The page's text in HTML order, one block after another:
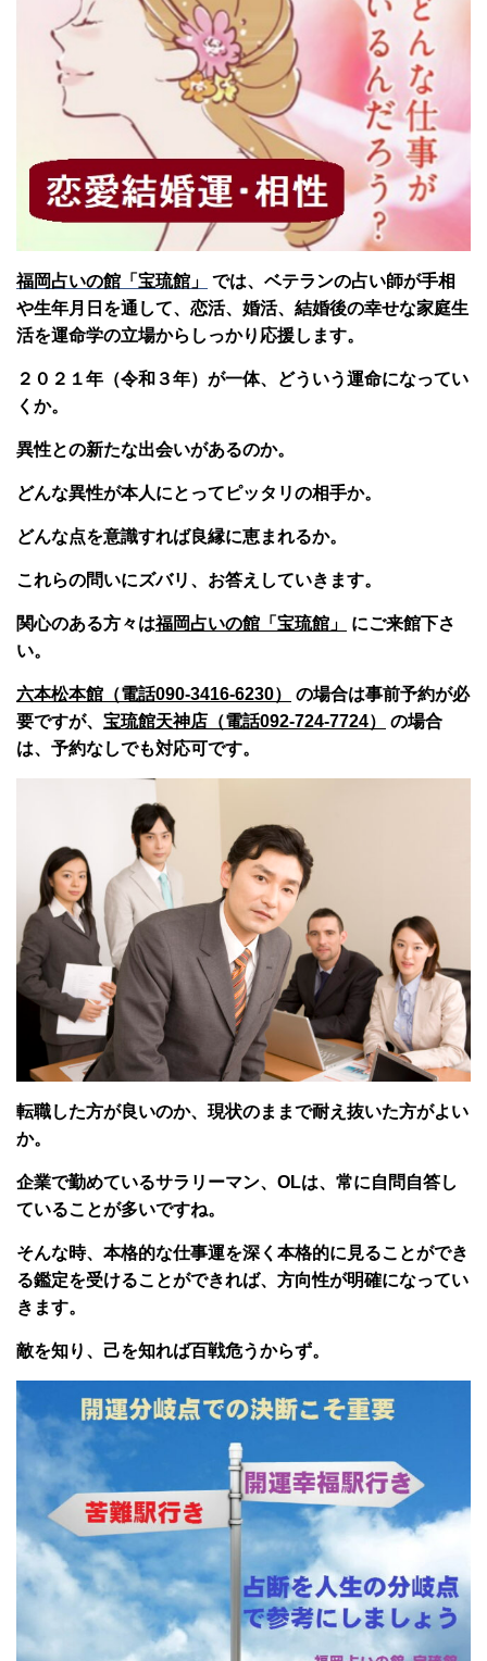
福岡占いの館「宝琉館」
では、ベテランの占い師が手相
や生年月日を通して、恋活、婚活、結婚後の幸せな家庭生
活を運命学の立場からしっかり応援します。
２０２１年（令和３年）が一体、どういう運命になってい
くか。
異性との新たな出会いがあるのか。
どんな異性が本人にとってピッタリの相手か。
どんな点を意識すれば良縁に恵まれるか。
これらの問いにズバリ、お答えしていきます。
関心のある方々は福岡占いの館「宝琉館」
にご来館下さ
い。
六本松本館（電話090-3416-6230）
の場合は事前予約が必
要ですが、 宝琉館天神店（電話092-724-7724）
の場合
は、予約なしでも対応可です。
転職した方が良いのか、現状のままで耐え抜いた方がよい
か。
企業で勤めているサラリーマン、OLは、常に自問自答し
ていることが多いですね。
そんな時、本格的な仕事運を深く本格的に見ることができ
る鑑定を受けることができれば、方向性が明確になってい
きます。
敵を知り、己を知れば百戦危うからず。